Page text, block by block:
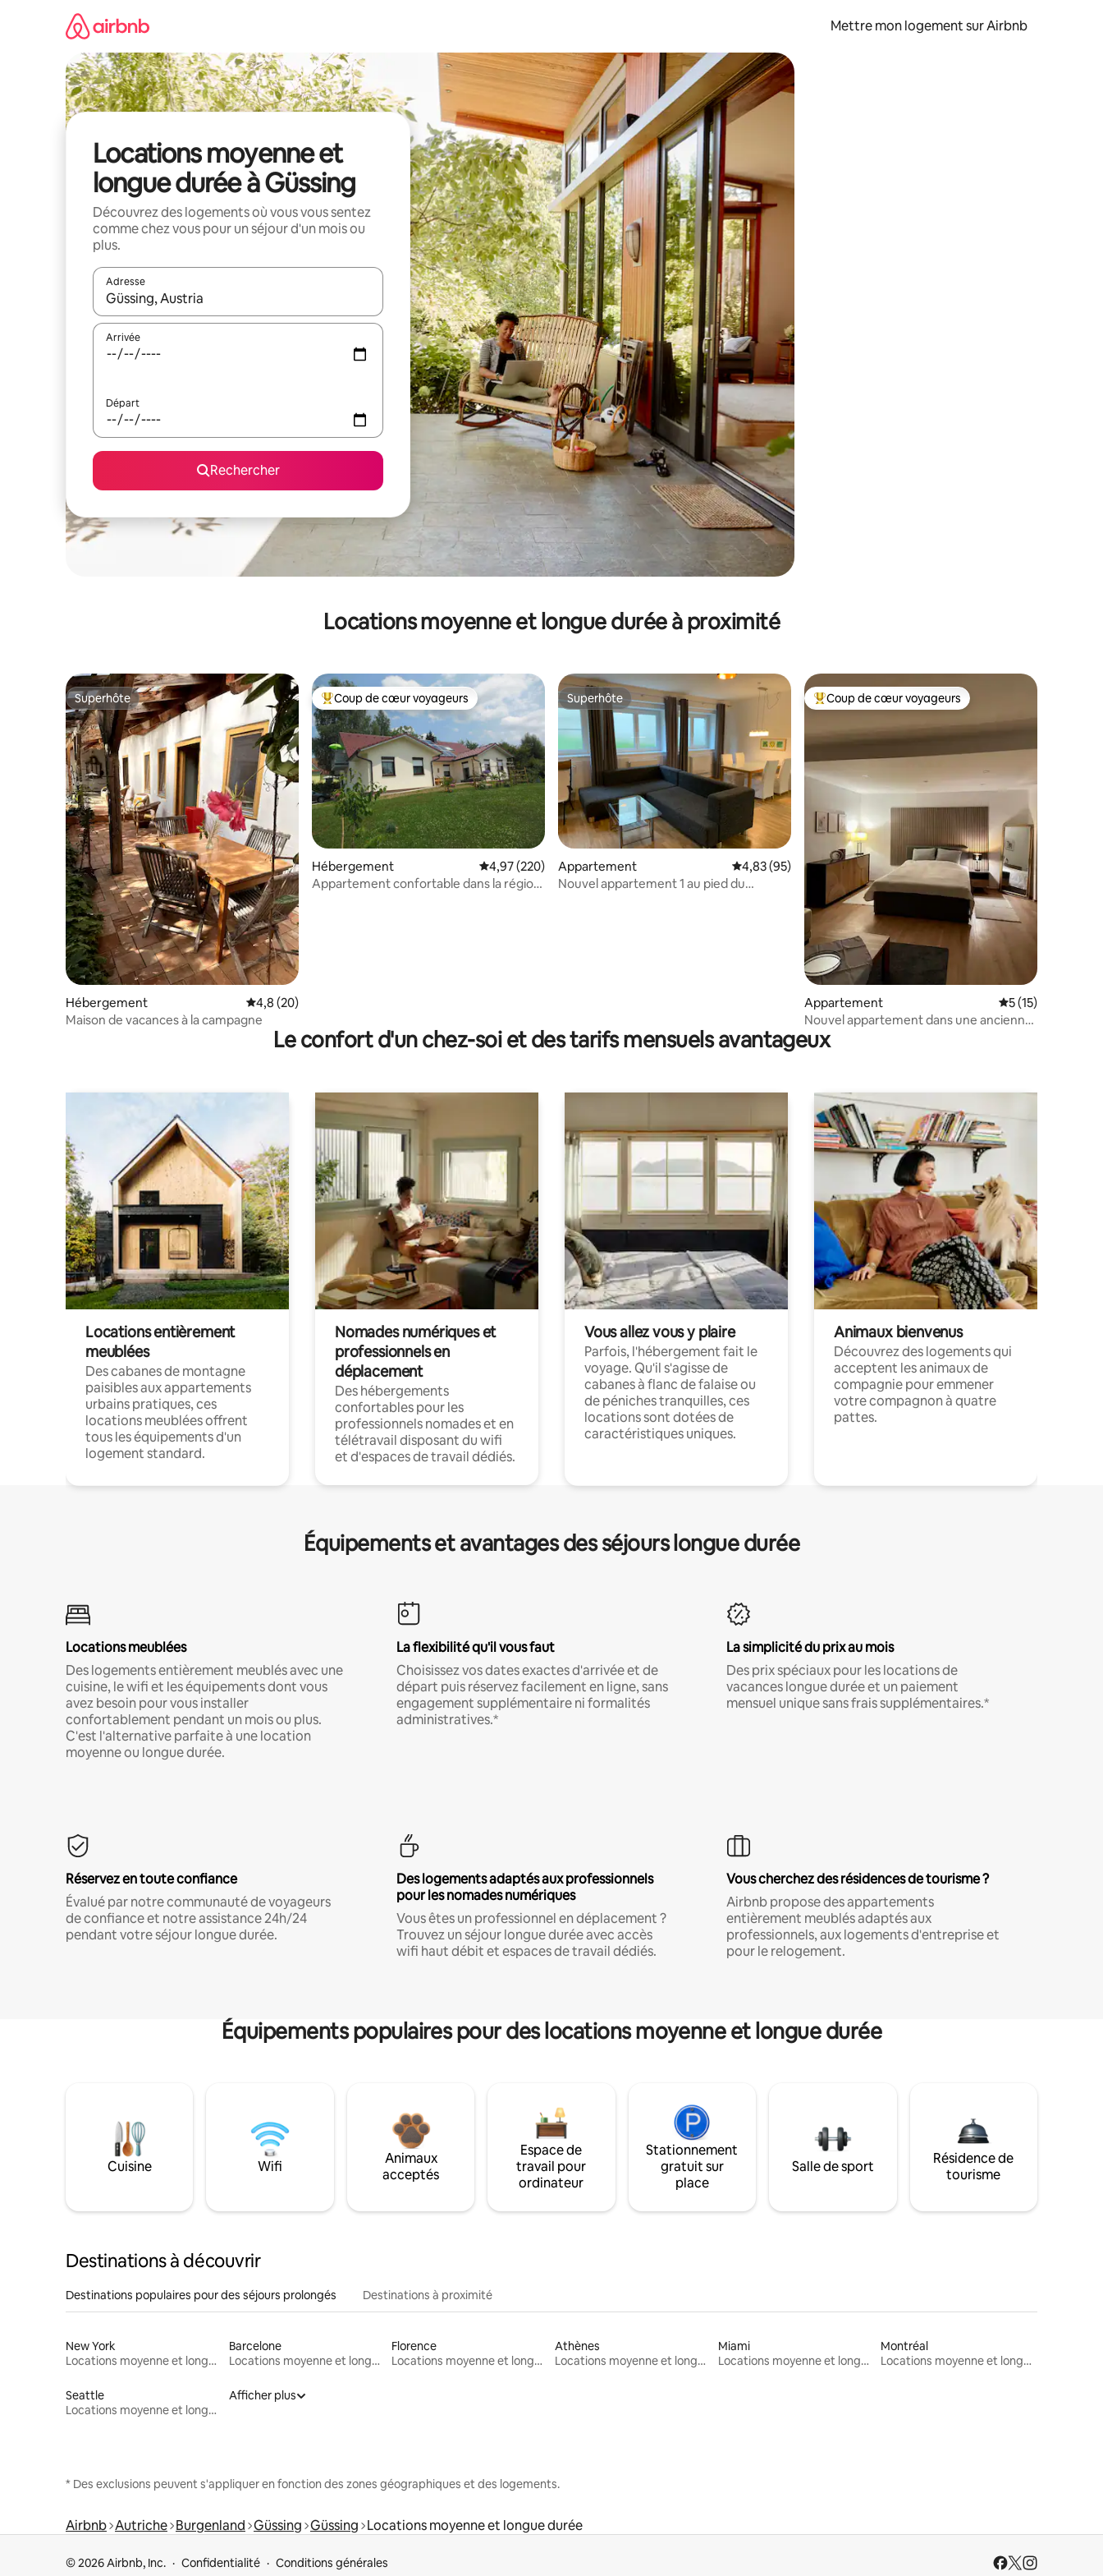
Mettre mon logement sur Airbnb
Locations moyenne et
longue durée à Güssing
Découvrez des logements où vous vous sentez
comme chez vous pour un séjour d'un mois ou
plus.
Adresse
Lorsque les résultats s'affichent, utilisez les flèches vers le haut et vers le bas pour les parcourir ou en appuyant et en faisant glisser.
Arrivée
Départ
Rechercher
Locations moyenne et longue durée à proximité
Superhôte
Superhôte
Hébergement Évaluation moyenne sur la base de 20 commentaires : 4,8 sur 5
4,8 (20)
Maison de vacances à la campagne
Coups de cœur voyageurs les plus appréciés
Coup de cœur voyageurs
Hébergement Évaluation moyenne sur la base de 220 commentaires : 4,97 sur 5
4,97 (220)
Appartement confortable dans la région
Superhôte
Superhôte
Appartement Évaluation moyenne sur la base de 95 commentaires : 4,83 sur 5
4,83 (95)
Nouvel appartement 1 au pied du
Coups de cœur voyageurs les plus appréciés
Coup de cœur voyageurs
Appartement Évaluation
5 (15)
Nouvel appartement dans une ancienne
ferme
Le confort d'un chez-soi et des tarifs mensuels avantageux
Locations entièrement
meublées
Des cabanes de montagne
paisibles aux appartements
urbains pratiques, ces
locations meublées offrent
tous les équipements d'un
logement standard.
Nomades numériques et
professionnels en
déplacement
Des hébergements
confortables pour les
professionnels nomades et en
télétravail disposant du wifi
et d'espaces de travail dédiés.
Vous allez vous y plaire
Parfois, l'hébergement fait le
voyage. Qu'il s'agisse de
cabanes à flanc de falaise ou
de péniches tranquilles, ces
locations sont dotées de
caractéristiques uniques.
Animaux bienvenus
Découvrez des logements qui
acceptent les animaux de
compagnie pour emmener
votre compagnon à quatre
pattes.
Équipements et avantages des séjours longue durée
Locations meublées
Des logements entièrement meublés avec une
cuisine, le wifi et les équipements dont vous
avez besoin pour vous installer
confortablement pendant un mois ou plus.
C'est l'alternative parfaite à une location
moyenne ou longue durée.
La flexibilité qu'il vous faut
Choisissez vos dates exactes d'arrivée et de
départ puis réservez facilement en ligne, sans
engagement supplémentaire ni formalités
administratives.*
La simplicité du prix au mois
Des prix spéciaux pour les locations de
vacances longue durée et un paiement
mensuel unique sans frais supplémentaires.*
Réservez en toute confiance
Évalué par notre communauté de voyageurs
de confiance et notre assistance 24h/24
pendant votre séjour longue durée.
Des logements adaptés aux professionnels
pour les nomades numériques
Vous êtes un professionnel en déplacement ?
Trouvez un séjour longue durée avec accès
wifi haut débit et espaces de travail dédiés.
Vous cherchez des résidences de tourisme ?
Airbnb propose des appartements
entièrement meublés adaptés aux
professionnels, aux logements d'entreprise et
pour le relogement.
Équipements populaires pour des locations moyenne et longue durée
Cuisine Wifi
Animaux
acceptés
Espace de
travail pour
ordinateur
Stationnement
gratuit sur
place
Salle de sport
Résidence de
tourisme
Destinations à découvrir
Destinations populaires pour des séjours prolongés Destinations à proximité
New York
Locations moyenne et longue durée
Barcelone
Locations moyenne et longue durée
Florence
Locations moyenne et longue durée
Athènes
Locations moyenne et longue durée
Miami
Locations moyenne et longue durée
Montréal
Locations moyenne et longue durée
Seattle
Locations moyenne et longue durée
Afficher plus
* Des exclusions peuvent s'appliquer en fonction des zones géographiques et des logements.
Airbnb Autriche Burgenland Güssing Güssing Locations moyenne et longue durée
© 2026 Airbnb, Inc. Confidentialité Conditions générales